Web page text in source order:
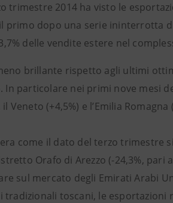
trimestre 2014 ha visto le
primo dopo una serie ininterrotta
delle vendite estere nel
brillante rispetto agli ultimi
particolare nei primi nove mesi
Veneto (+4,5%) e l’Emilia
come il dato del terzo trimestre
Orafo di Arezzo (-24,3%,
sul mercato degli Emirati Arabi
toscani, le esportazioni